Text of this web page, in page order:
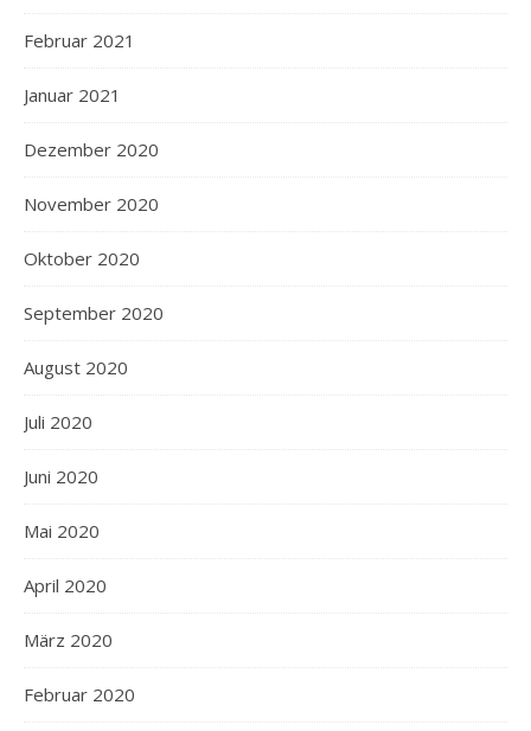
Februar 2021
Januar 2021
Dezember 2020
November 2020
Oktober 2020
September 2020
August 2020
Juli 2020
Juni 2020
Mai 2020
April 2020
März 2020
Februar 2020